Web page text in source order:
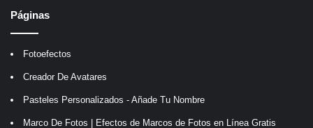
Páginas
Fotoefectos
Creador De Avatares
Pasteles Personalizados - Añade Tu Nombre
Marco De Fotos | Efectos de Marcos de Fotos en Línea Gratis